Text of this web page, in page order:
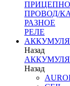
ПРОВОД/
РАЗНОЕ
РЕЛЕ
Назад
Назад